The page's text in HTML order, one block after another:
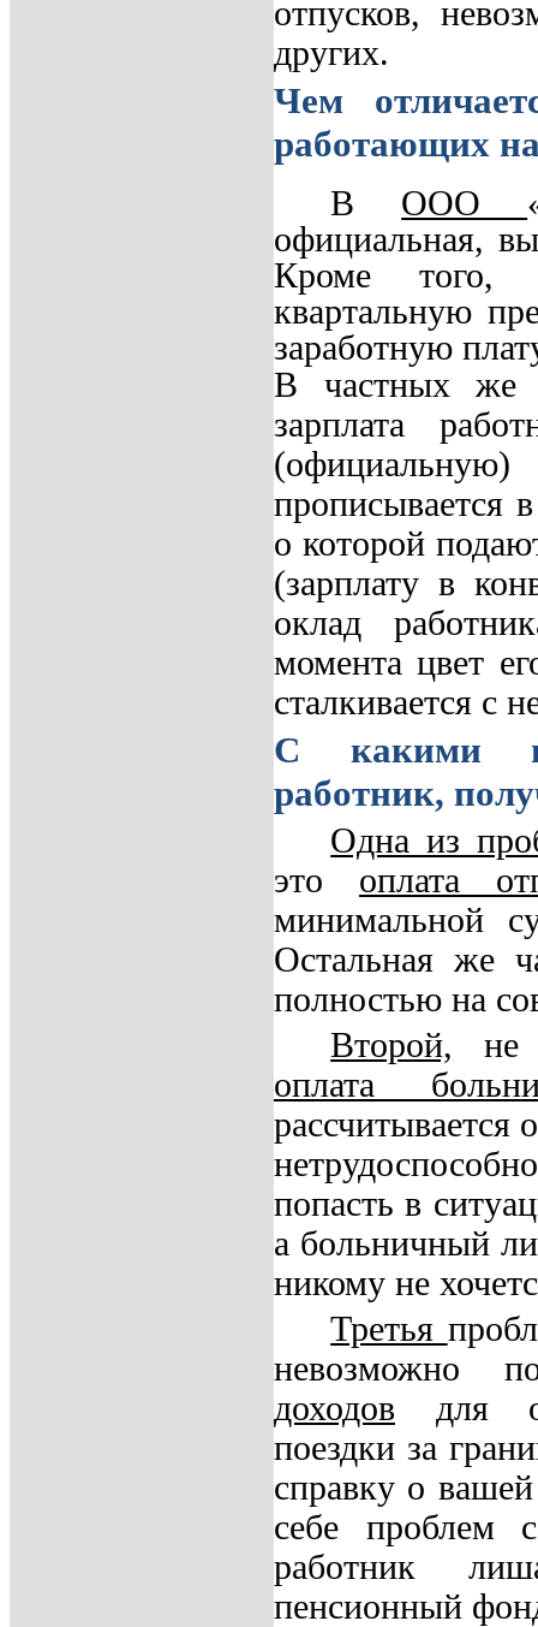
отпусков,
других.
Чем
работающих
В ООО
официальная,
Кроме того,
квартальную
заработную
В частных же
зарплата
прописывается
о которой
(зарплату в
оклад
момента цвет
сталкивается с
С какими
работник,
Одна из
это оплата
минимальной
Остальная же
полностью на
Второй, не
оплата
рассчитывается
попасть в
а больничный
никому не
Третья
невозможно
доходов для
поездки за
справку о
себе проблем
работник
пенсионный